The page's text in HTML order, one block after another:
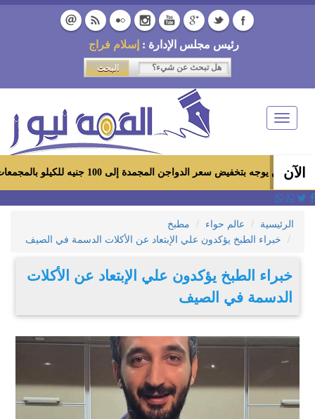
رئيس مجلس الإدارة : إسلام فراج
Toggle
navigation
الآن
سعر الدواجن المجمدة إلى 100 جنيه للكيلو بالمجمعات الاستهلاكية ومعارض «أهلاً رمضان»
الرئيسية عالم حواء
مطبخ
خبراء الطبخ يؤكدون علي الإبتعاد عن الأكلات الدسمة في الصيف
خبراء الطبخ يؤكدون علي الإبتعاد عن الأكلات
الدسمة في الصيف